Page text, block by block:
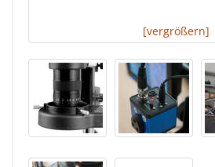
[vergrößern]